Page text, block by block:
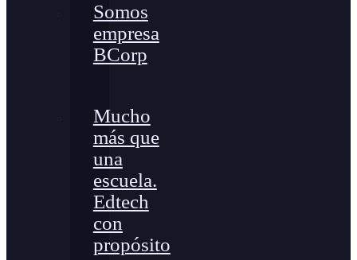
Somos
empresa
BCorp
Mucho
más que
una
escuela.
Edtech
con
propósito